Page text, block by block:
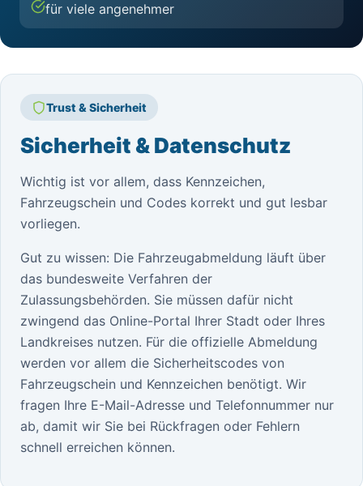
für viele angenehmer
Trust & Sicherheit
Sicherheit & Datenschutz
Wichtig ist vor allem, dass Kennzeichen,
Fahrzeugschein und Codes korrekt und gut lesbar
vorliegen.
Gut zu wissen: Die Fahrzeugabmeldung läuft über
das bundesweite Verfahren der
Zulassungsbehörden. Sie müssen dafür nicht
zwingend das Online-Portal Ihrer Stadt oder Ihres
Landkreises nutzen. Für die offizielle Abmeldung
werden vor allem die Sicherheitscodes von
Fahrzeugschein und Kennzeichen benötigt. Wir
fragen Ihre E-Mail-Adresse und Telefonnummer nur
ab, damit wir Sie bei Rückfragen oder Fehlern
schnell erreichen können.